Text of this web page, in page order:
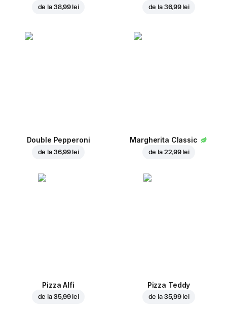
de la 38,99 lei de la 36,99 lei
Double Pepperoni
de la 36,99 lei
Margherita Classic
de la 22,99 lei
Pizza Alfi
de la 35,99 lei
Pizza Teddy
de la 35,99 lei